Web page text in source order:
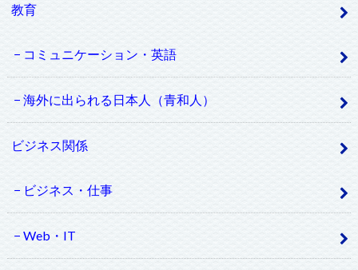
教育
コミュニケーション・英語
海外に出られる日本人（青和人）
ビジネス関係
ビジネス・仕事
Web・IT